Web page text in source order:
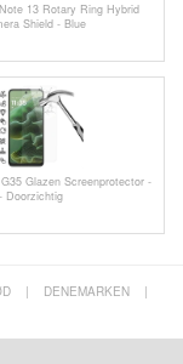
13 Rotary Ring Hybrid
Shield - Blue
Glazen Screenprotector -
Doorzichtig
| DENEMARKEN
|